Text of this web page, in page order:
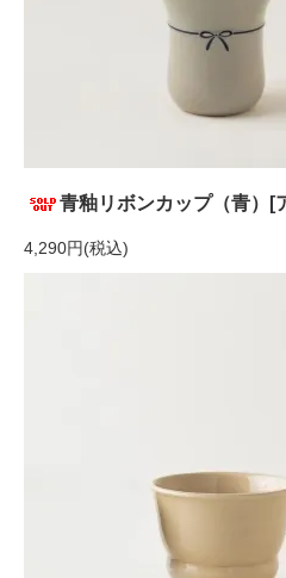
青釉リボンカップ（青）[
4,290円(税込)